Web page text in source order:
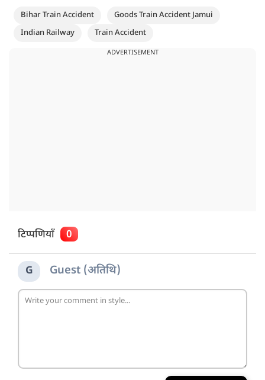
Bihar Train Accident
Goods Train Accident Jamui
Indian Railway
Train Accident
ADVERTISEMENT
टिप्पणियाँ 0
G Guest (अतिथि)